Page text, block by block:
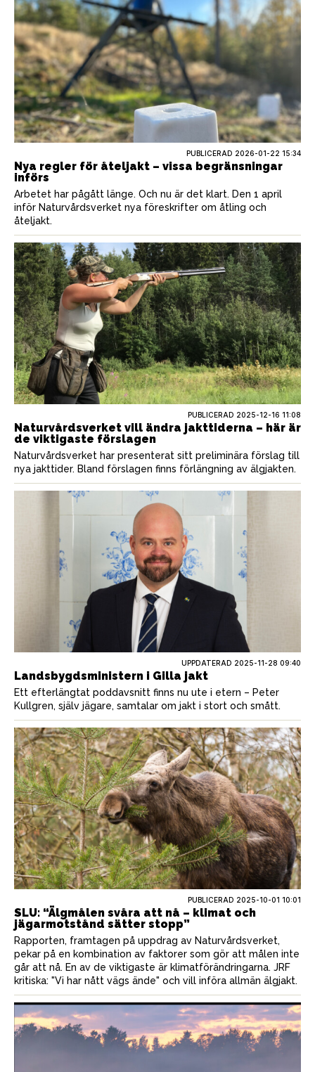
PUBLICERAD 2026-01-22 15:34
Nya regler för åteljakt – vissa begränsningar
införs
Arbetet har pågått länge. Och nu är det klart. Den 1 april
inför Naturvårdsverket nya föreskrifter om åtling och
åteljakt.
PUBLICERAD 2025-12-16 11:08
Naturvårdsverket vill ändra jakttiderna – här är
de viktigaste förslagen
Naturvårdsverket har presenterat sitt preliminära förslag till
nya jakttider. Bland förslagen finns förlängning av älgjakten.
UPPDATERAD 2025-11-28 09:40
Landsbygdsministern i Gilla jakt
Ett efterlängtat poddavsnitt finns nu ute i etern – Peter
Kullgren, själv jägare, samtalar om jakt i stort och smått.
PUBLICERAD 2025-10-01 10:01
SLU: “Älgmålen svåra att nå – klimat och
jägarmotstånd sätter stopp”
Rapporten, framtagen på uppdrag av Naturvårdsverket,
pekar på en kombination av faktorer som gör att målen inte
går att nå. En av de viktigaste är klimatförändringarna. JRF
kritiska: "Vi har nått vägs ände" och vill införa allmän älgjakt.